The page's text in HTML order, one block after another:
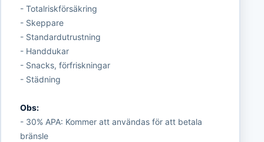
- Totalriskförsäkring
- Skeppare
- Standardutrustning
- Handdukar
- Snacks, förfriskningar
- Städning
Obs:
- 30% APA: Kommer att användas för att betala
bränsle